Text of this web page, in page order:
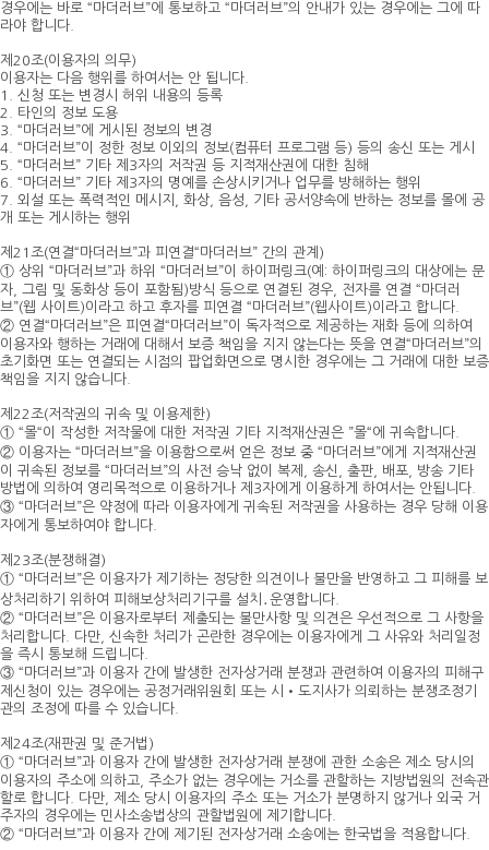
경우에는 바로 “마더러브”에 통보하고 “마더러브”의 안내가 있는 경우에는 그에 따
라야 합니다.
제20조(이용자의 의무)
이용자는 다음 행위를 하여서는 안 됩니다.
1. 신청 또는 변경시 허위 내용의 등록
2. 타인의 정보 도용
3. “마더러브”에 게시된 정보의 변경
4. “마더러브”이 정한 정보 이외의 정보(컴퓨터 프로그램 등) 등의 송신 또는 게시
5. “마더러브” 기타 제3자의 저작권 등 지적재산권에 대한 침해
6. “마더러브” 기타 제3자의 명예를 손상시키거나 업무를 방해하는 행위
7. 외설 또는 폭력적인 메시지, 화상, 음성, 기타 공서양속에 반하는 정보를 몰에 공
개 또는 게시하는 행위
제21조(연결“마더러브”과 피연결“마더러브” 간의 관계)
① 상위 “마더러브”과 하위 “마더러브”이 하이퍼링크(예: 하이퍼링크의 대상에는 문
자, 그림 및 동화상 등이 포함됨)방식 등으로 연결된 경우, 전자를 연결 “마더러
브”(웹 사이트)이라고 하고 후자를 피연결 “마더러브”(웹사이트)이라고 합니다.
② 연결“마더러브”은 피연결“마더러브”이 독자적으로 제공하는 재화 등에 의하여
이용자와 행하는 거래에 대해서 보증 책임을 지지 않는다는 뜻을 연결“마더러브”의
초기화면 또는 연결되는 시점의 팝업화면으로 명시한 경우에는 그 거래에 대한 보증
책임을 지지 않습니다.
제22조(저작권의 귀속 및 이용제한)
① “몰“이 작성한 저작물에 대한 저작권 기타 지적재산권은 ”몰“에 귀속합니다.
② 이용자는 “마더러브”을 이용함으로써 얻은 정보 중 “마더러브”에게 지적재산권
이 귀속된 정보를 “마더러브”의 사전 승낙 없이 복제, 송신, 출판, 배포, 방송 기타
방법에 의하여 영리목적으로 이용하거나 제3자에게 이용하게 하여서는 안됩니다.
③ “마더러브”은 약정에 따라 이용자에게 귀속된 저작권을 사용하는 경우 당해 이용
자에게 통보하여야 합니다.
제23조(분쟁해결)
① “마더러브”은 이용자가 제기하는 정당한 의견이나 불만을 반영하고 그 피해를 보
상처리하기 위하여 피해보상처리기구를 설치․운영합니다.
② “마더러브”은 이용자로부터 제출되는 불만사항 및 의견은 우선적으로 그 사항을
처리합니다. 다만, 신속한 처리가 곤란한 경우에는 이용자에게 그 사유와 처리일정
을 즉시 통보해 드립니다.
③ “마더러브”과 이용자 간에 발생한 전자상거래 분쟁과 관련하여 이용자의 피해구
제신청이 있는 경우에는 공정거래위원회 또는 시•도지사가 의뢰하는 분쟁조정기
관의 조정에 따를 수 있습니다.
제24조(재판권 및 준거법)
① “마더러브”과 이용자 간에 발생한 전자상거래 분쟁에 관한 소송은 제소 당시의
이용자의 주소에 의하고, 주소가 없는 경우에는 거소를 관할하는 지방법원의 전속관
할로 합니다. 다만, 제소 당시 이용자의 주소 또는 거소가 분명하지 않거나 외국 거
주자의 경우에는 민사소송법상의 관할법원에 제기합니다.
② “마더러브”과 이용자 간에 제기된 전자상거래 소송에는 한국법을 적용합니다.